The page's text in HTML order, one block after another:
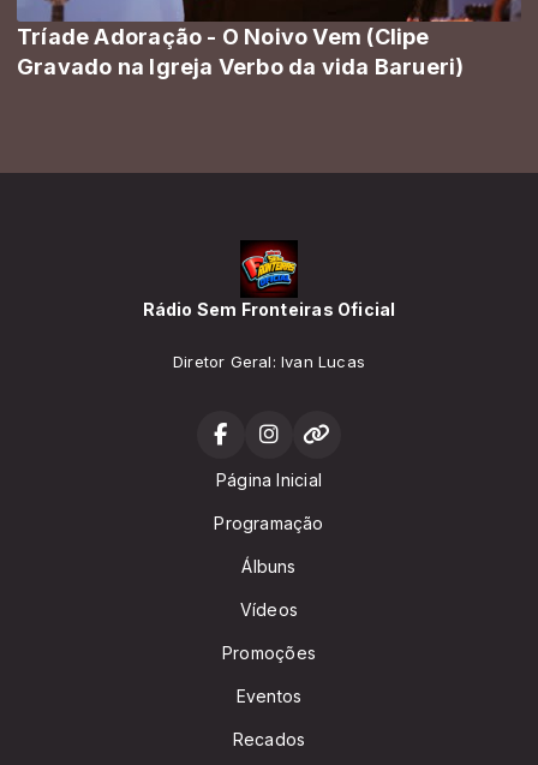
Tríade Adoração - O Noivo Vem (Clipe
Gravado na Igreja Verbo da vida Barueri)
Rádio Sem Fronteiras Oficial
Diretor Geral: Ivan Lucas
Página Inicial
Programação
Álbuns
Vídeos
Promoções
Eventos
Recados